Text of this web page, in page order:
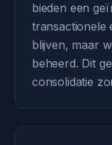
bieden een
transactionele
blijven, maar
beheerd. Dit
consolidatie